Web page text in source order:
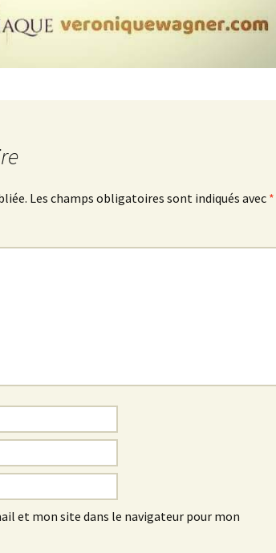
Les champs obligatoires sont indiqués avec *
et mon site dans le navigateur pour mon